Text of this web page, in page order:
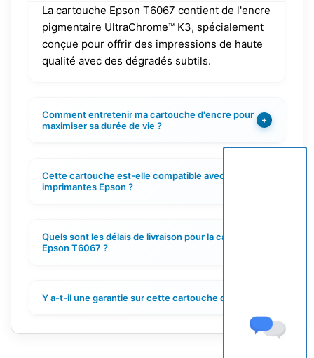
La cartouche Epson T6067 contient de l'encre
pigmentaire UltraChrome™ K3, spécialement
conçue pour offrir des impressions de haute
qualité avec des dégradés subtils.
Comment entretenir ma cartouche d'encre pour
maximiser sa durée de vie ?
+
Cette cartouche est-elle compatible avec toutes les
imprimantes Epson ?
Quels sont les délais de livraison pour la cartouche
Epson T6067 ?
Y a-t-il une garantie sur cette cartouche d'encre ?